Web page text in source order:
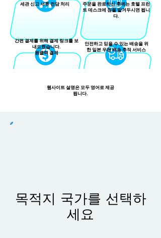
세관 신고 서류 전담 처리
주문을 완료하신 후에는 호텔 프런
트 데스크에 짐을 맡겨두시면 됩니
다.
간편 결제를 위해 결제 링크를 보
내드렸습니다.
원클릭 결제
안전하고 믿을 수 있는 배송을 위
한 일본 우편 배송 추적 서비스
웹사이트 설명은 모두 영어로 제공
됩니다.
목적지 국가를 선택하
세요